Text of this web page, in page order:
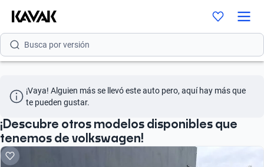
Busca por modelo
Busca por versión
Busca por marca
Busca por modelo
Busca por versión
¡Vaya! Alguien más se llevó este auto pero, aquí hay más que
te pueden gustar.
¡Descubre otros modelos disponibles que
tenemos de volkswagen!